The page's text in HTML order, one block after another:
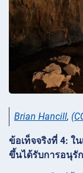
Brian Hancill,
ข้อเท็จจริงที่ 4: ใ
ขึ้นได้รับการอนุรั